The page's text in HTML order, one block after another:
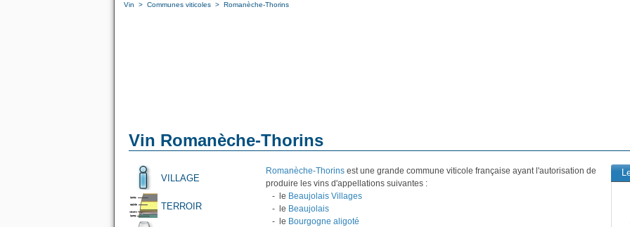
Vin > Communes viticoles > Romanèche-Thorins
Vin Romanèche-Thorins
VILLAGE
TERROIR
Romanèche-Thorins est une grande commune viticole française ayant l'autorisation de
produire les vins d'appellations suivantes :
- le Beaujolais Villages
- le Beaujolais
- le Bourgogne aligoté